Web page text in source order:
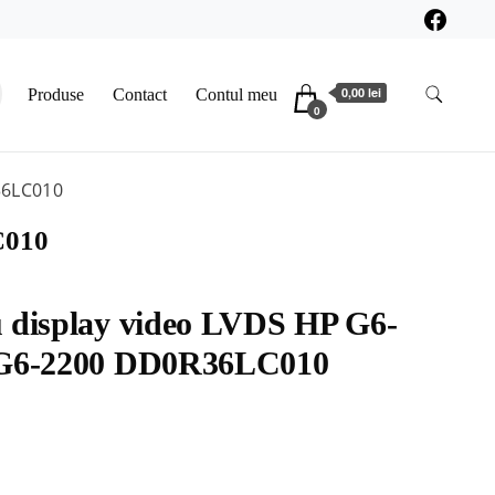
Produse Contact Contul meu
0
0,00 lei
video LVDS HP G6-
2200 DD0R36LC010